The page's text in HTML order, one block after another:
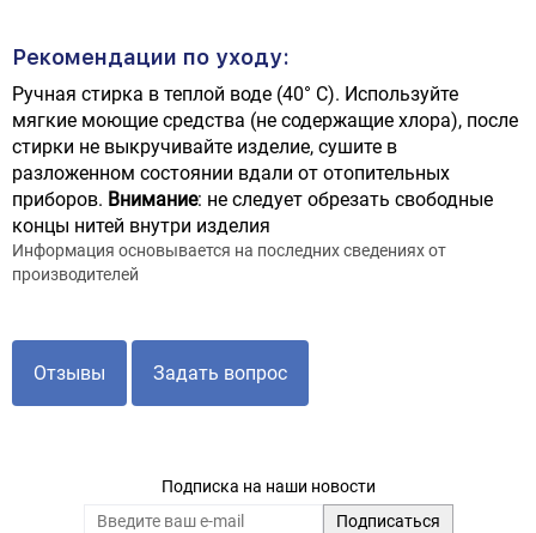
Рекомендации по уходу:
Ручная стирка в теплой воде (40° С). Используйте
мягкие моющие средства (не содержащие хлора), после
стирки не выкручивайте изделие, сушите в
разложенном состоянии вдали от отопительных
приборов. Внимание: не следует обрезать свободные
концы нитей внутри изделия
Информация основывается на последних сведениях от
производителей
Отзывы Задать вопрос
Подписка на наши новости